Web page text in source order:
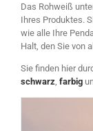
Das Rohweiß
Ihres Produktes.
wie alle Ihre
Halt, den Sie von
Sie finden hier
schwarz farbig